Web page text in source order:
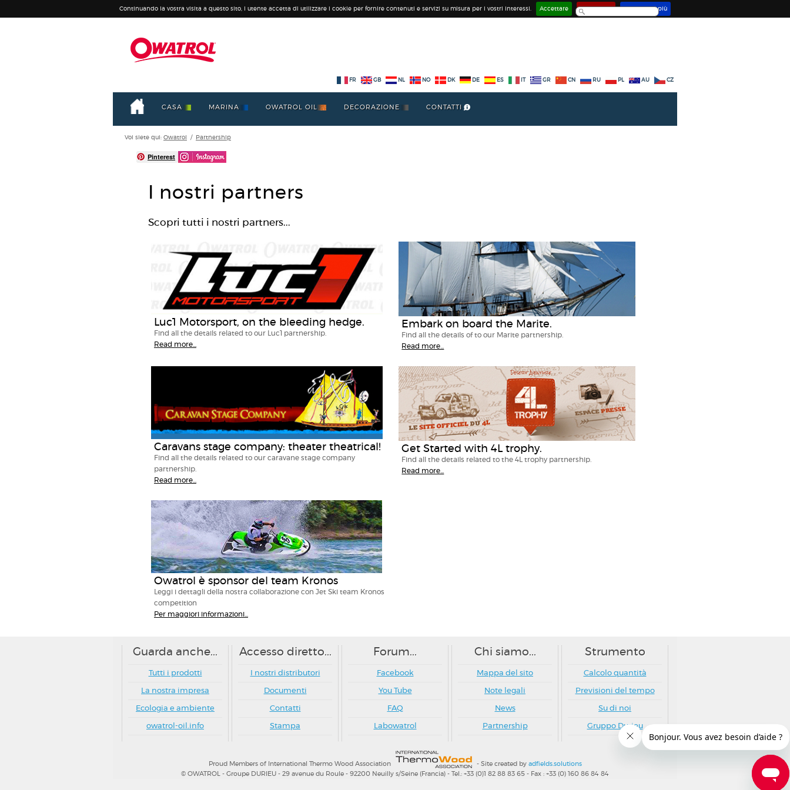
Continuando la vostra visita a questo sito, l utente accetta di utilizzare i cookie per fornire contenuti e servizi su misura per i vostri interessi. Accettare Disattivare Saperne di più
FR GB NL NO DK DE ES GR CN RU PL AU CZ
CASA MARINA OWATROL OIL DECORAZIONE CONTATTI
Voi siete qui: Owatrol / Partnership
Pinterest
I nostri partners
Scopri tutti i nostri partners...
Luc1 Motorsport, on the bleeding hedge.
Find all the details related to our Luc1 partnership.
Read more...
Embark on board the Marite.
Find all the details of to our Marite partnership.
Read more...
Caravans stage company: theater theatrical!
Find all the details related to our caravane stage company
partnership.
Read more...
Get Started with 4L trophy.
Find all the details related to the 4L trophy partnership.
Read more...
Owatrol è sponsor del team Kronos
Leggi i dettagli della nostra collaborazione con Jet Ski team Kronos
competition
Per maggiori informazioni...
Guarda anche...
Tutti i prodotti
La nostra impresa
Ecologia e ambiente
owatrol-oil.info
Accesso diretto...
I nostri distributori
Documenti
Contatti
Stampa
Forum...
Facebook
You Tube
FAQ
Labowatrol
Chi siamo...
Mappa del sito
Note legali
News
Partnership
Strumento
Calcolo quantità
Previsioni del tempo
Su di noi
Gruppo Durieu
Proud Members of International Thermo Wood Association - Site created by adfields.solutions
© OWATROL - Groupe DURIEU - 29 avenue du Roule - 92200 Neuilly s/Seine (Francia) - Tel.: +33 (0)1 82 88 83 65 - Fax : +33 (0) 160 86 84 84